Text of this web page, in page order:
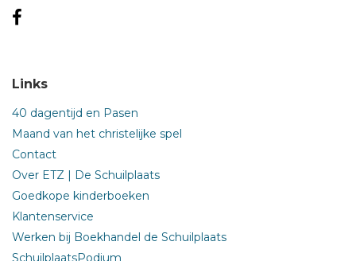
Links
40 dagentijd en Pasen
Maand van het christelijke spel
Contact
Over ETZ | De Schuilplaats
Goedkope kinderboeken
Klantenservice
Werken bij Boekhandel de Schuilplaats